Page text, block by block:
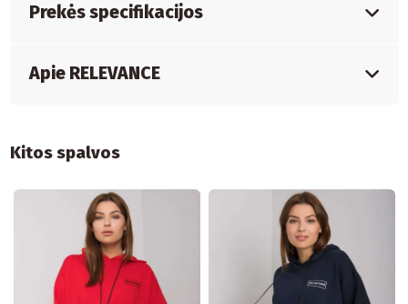
Prekės specifikacijos
Apie RELEVANCE
Kitos spalvos